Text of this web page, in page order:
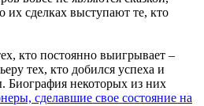
их сделках выступают те, кто
кто постоянно выигрывает –
тех, кто добился успеха и
Биография некоторых из них
сделавшие свое состояние на